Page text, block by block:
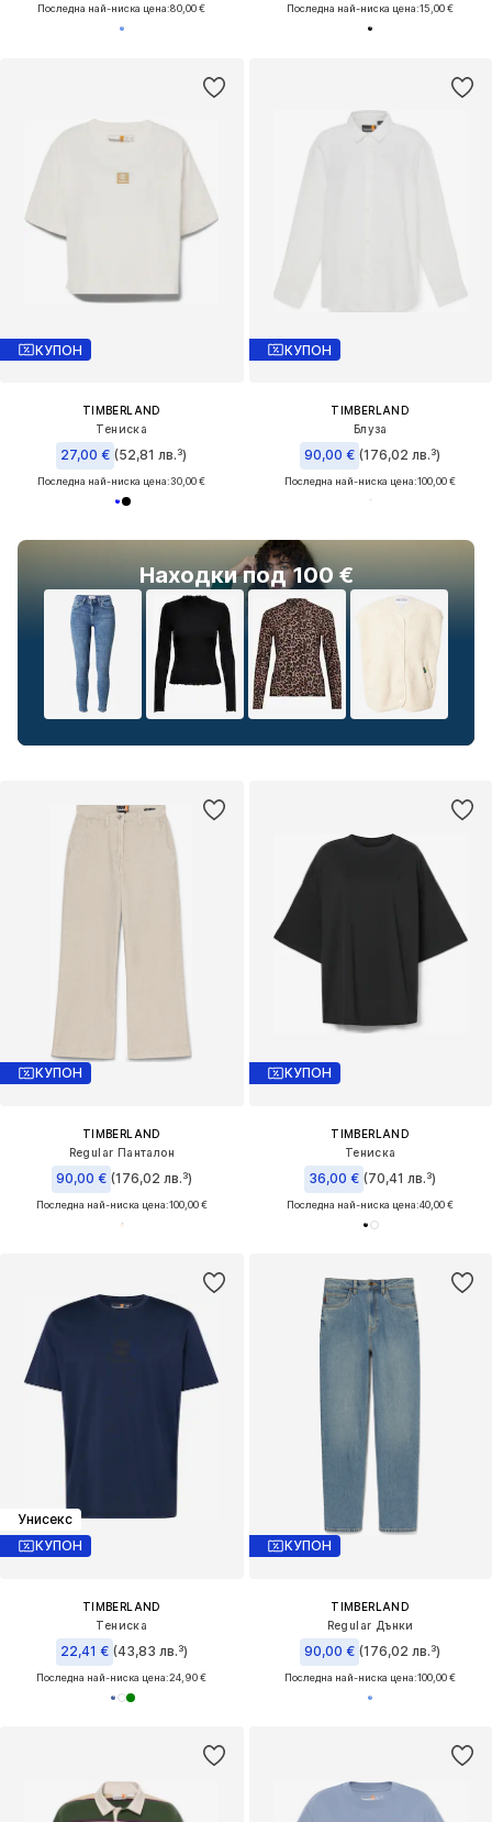
Последна най-ниска цена:80,00 € Последна най-ниска цена:15,00 €
КУПОН
TIMBERLAND
Тениска
27,00 € (52,81 лв.³)
Последна най-ниска цена:30,00 €
Находки под 100 €
КУПОН
TIMBERLAND
Блуза
90,00 € (176,02 лв.³)
Последна най-ниска цена:100,00 €
КУПОН
TIMBERLAND
Regular Панталон
90,00 € (176,02 лв.³)
Последна най-ниска цена:100,00 €
КУПОН
TIMBERLAND
Тениска
36,00 € (70,41 лв.³)
Последна най-ниска цена:40,00 €
Унисекс
КУПОН
TIMBERLAND
Тениска
22,41 € (43,83 лв.³)
Последна най-ниска цена:24,90 €
КУПОН
TIMBERLAND
Regular Дънки
90,00 € (176,02 лв.³)
Последна най-ниска цена:100,00 €